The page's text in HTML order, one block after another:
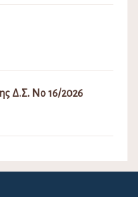
Δ.Σ. Νο 16/2026